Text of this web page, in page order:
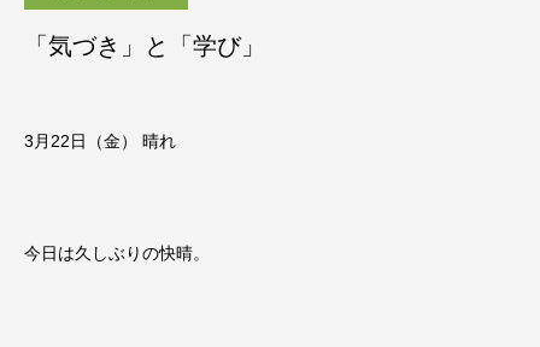
「気づき」と「学び」
3月22日（金） 晴れ
今日は久しぶりの快晴。